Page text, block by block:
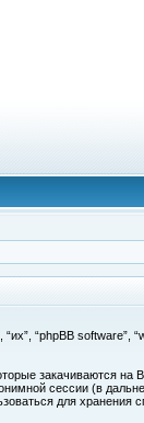
“phpBB software”,
закачиваются на
сессии (в
для хранения